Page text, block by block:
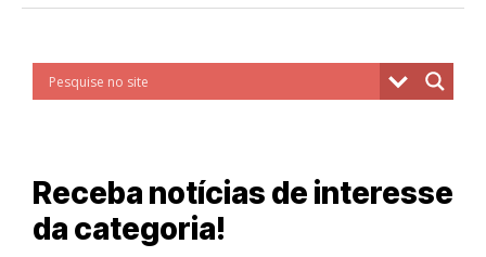
Receba notícias de interesse
da categoria!